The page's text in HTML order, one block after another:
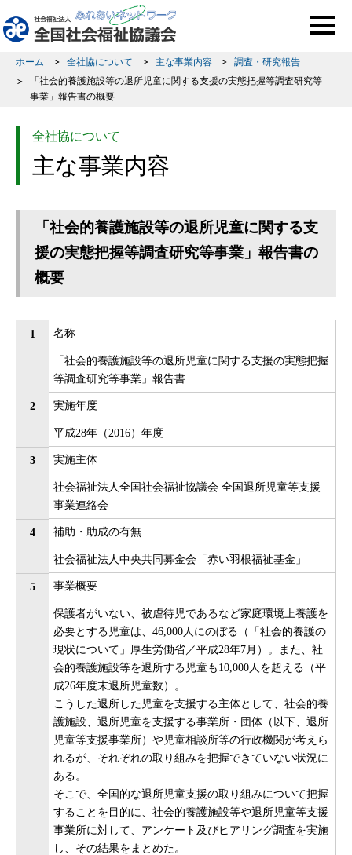
このページの本文へ移動
ホーム 全社協について 主な事業内容
調査・研究報告
「社会的養護施設等の退所児童に関する支援の実態把握等調査研究等
事業」報告書の概要
全社協について
主な事業内容
「社会的養護施設等の退所児童に関する支
援の実態把握等調査研究等事業」報告書の
概要
1 名称
「社会的養護施設等の退所児童に関する支援の実態把握
等調査研究等事業」報告書
2 実施年度
平成28年（2016）年度
3 実施主体
社会福祉法人全国社会福祉協議会 全国退所児童等支援
事業連絡会
4 補助・助成の有無
社会福祉法人中央共同募金会「赤い羽根福祉基金」
5 事業概要
保護者がいない、被虐待児であるなど家庭環境上養護を
必要とする児童は、46,000人にのぼる（「社会的養護の
現状について」厚生労働省／平成28年7月）。また、社
会的養護施設等を退所する児童も10,000人を超える（平
成26年度末退所児童数）。
こうした退所した児童を支援する主体として、社会的養
護施設、退所児童を支援する事業所・団体（以下、退所
児童等支援事業所）や児童相談所等の行政機関が考えら
れるが、それぞれの取り組みを把握できていない状況に
ある。
そこで、全国的な退所児童支援の取り組みについて把握
することを目的に、社会的養護施設等や退所児童等支援
事業所に対して、アンケート及びヒアリング調査を実施
し、その結果をまとめた。